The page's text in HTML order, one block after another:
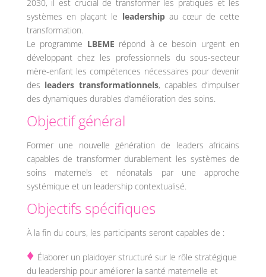
2030, il est crucial de transformer les pratiques et les
systèmes en plaçant le leadershipau cœur de cette
transformation.
Le programme LBEME répond à ce besoin urgent en
développant chez les professionnels du sous-secteur
mère-enfant les compétences nécessaires pour devenir
des leaders transformationnels, capables d’impulser
des dynamiques durables d’amélioration des soins.
Objectif général
Former une nouvelle génération de leaders africains
capables de transformer durablement les systèmes de
soins maternels et néonatals par une approche
systémique et un leadership contextualisé.
Objectifs spécifiques
À la fin du cours, les participants seront capables de :
♦ Élaborer un plaidoyer structuré sur le rôle stratégique
du leadership pour améliorer la santé maternelle et